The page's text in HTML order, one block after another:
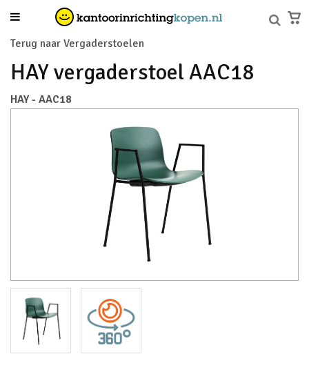
Terug naar Vergaderstoelen
HAY vergaderstoel AAC18
HAY - AAC18